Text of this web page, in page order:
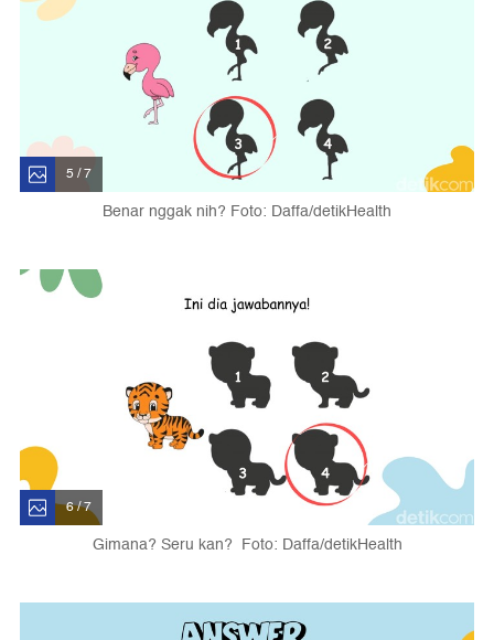
5 / 7
Benar nggak nih? Foto: Daffa/detikHealth
6 / 7
Gimana? Seru kan? Foto: Daffa/detikHealth